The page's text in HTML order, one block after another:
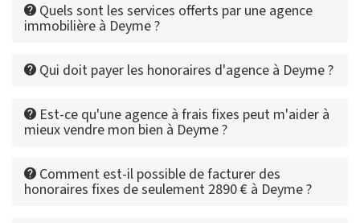
Quels sont les services offerts par une agence
immobilière à Deyme ?
Qui doit payer les honoraires d'agence à Deyme ?
Est-ce qu'une agence à frais fixes peut m'aider à
mieux vendre mon bien à Deyme ?
Comment est-il possible de facturer des
honoraires fixes de seulement 2890 € à Deyme ?